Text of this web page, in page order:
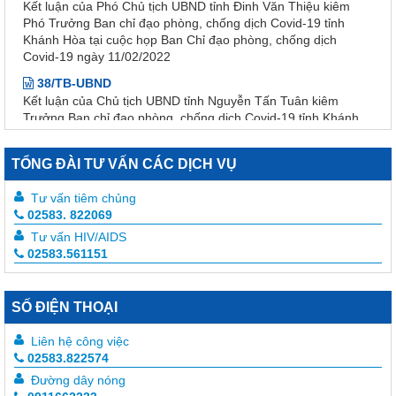
Phó Trưởng Ban chỉ đạo phòng, chống dịch Covid-19 tỉnh
Khánh Hòa tại cuộc họp Ban Chỉ đạo phòng, chống dịch
Covid-19 ngày 11/02/2022
38/TB-UBND
Kết luận của Chủ tịch UBND tỉnh Nguyễn Tấn Tuân kiêm
Trưởng Ban chỉ đạo phòng, chống dịch Covid-19 tỉnh Khánh
Hòa tại cuộc họp Ban chỉ đạo phòng, chống dịch Covid-19
ngày 25/01/2022
3639/QĐ-BYT
quy trình kỹ thuật về Huyết học” – Tập 1
3633/QĐ-BYT
Quyết định Về việc ban hành tài liệu chuyên môn “Hướng dẫn
quy trình kỹ thuật về tạo máu và lympho - Tập 2.1”
Quyết định Về việc ban hành tài liệu chuyên môn “Hướng dẫn
quy trình kỹ thuật về tạo máu và lympho - Tập 1.1”
3634/QĐ-BYT
Quyết định Về việc ban hành tài liệu chuyên môn “Hướng dẫn
quy trình kỹ thuật về Răng Hàm Mặt – Tập 1”
TỔNG ĐÀI TƯ VẤN CÁC DỊCH VỤ
Tư vấn tiêm chủng
02583. 822069
Tư vấn HIV/AIDS
02583.561151
SỐ ĐIỆN THOẠI
Liên hệ công việc
02583.822574
Đường dây nóng